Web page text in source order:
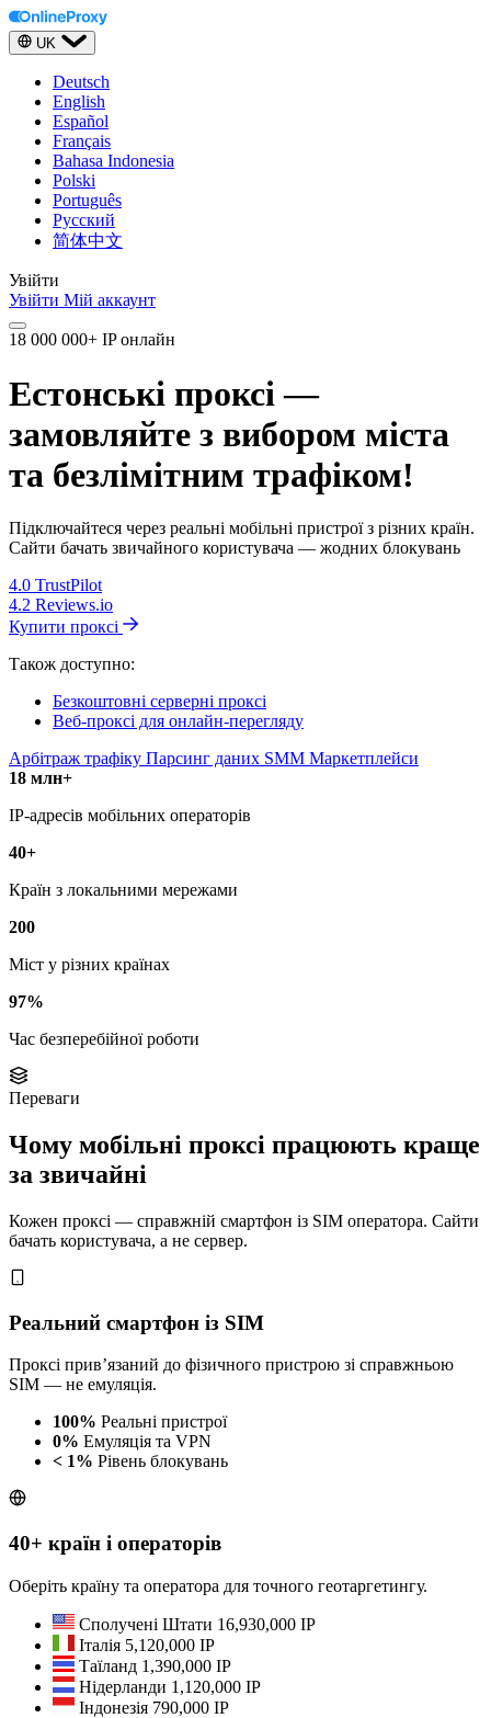
UK
Deutsch
English
Español
Français
Bahasa Indonesia
Polski
Português
Русский
简体中文
Увійти
Увійти Мій аккаунт
18 000 000+ IP онлайн
Естонські проксі —
замовляйте з вибором міста
та безлімітним трафіком!
Підключайтеся через реальні мобільні пристрої з різних країн.
Сайти бачать звичайного користувача — жодних блокувань
4.0 TrustPilot
4.2 Reviews.io
Купити проксі
Також доступно:
Безкоштовні серверні проксі
Веб-проксі для онлайн-перегляду
Арбітраж трафіку Парсинг даних SMM Маркетплейси
18 млн+
IP-адресів мобільних операторів
40+
Країн з локальними мережами
200
Міст у різних країнах
97%
Час безперебійної роботи
Переваги
Чому мобільні проксі працюють краще
за звичайні
Кожен проксі — справжній смартфон із SIM оператора. Сайти
бачать користувача, а не сервер.
Реальний смартфон із SIM
Проксі прив’язаний до фізичного пристрою зі справжньою
SIM — не емуляція.
100% Реальні пристрої
0% Емуляція та VPN
< 1% Рівень блокувань
40+ країн і операторів
Оберіть країну та оператора для точного геотаргетингу.
Сполучені Штати 16,930,000 IP
Італія 5,120,000 IP
Таїланд 1,390,000 IP
Нідерланди 1,120,000 IP
Індонезія 790,000 IP